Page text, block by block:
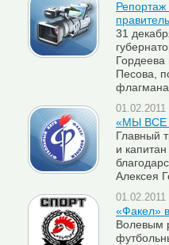
31
Песова,
«МЫ ВСЕ
Главный
и
Алексея
«Факел»
Волевым